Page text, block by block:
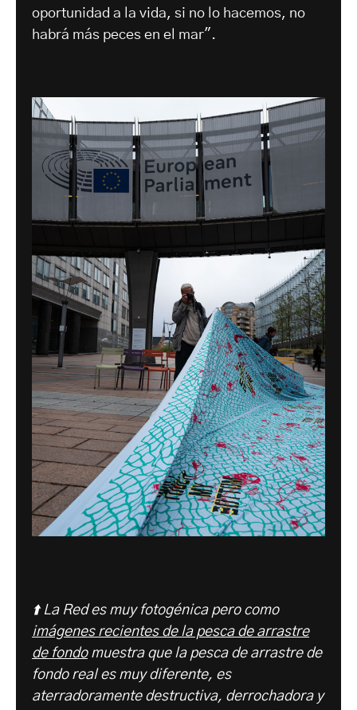
oportunidad a la vida, si no lo hacemos, no
habrá más peces en el mar".
⬆️ La Red es muy fotogénica pero como
imágenes recientes de la pesca de arrastre
de fondomuestra que la pesca de arrastre de
fondo real es muy diferente, es
aterradoramente destructiva, derrochadora y